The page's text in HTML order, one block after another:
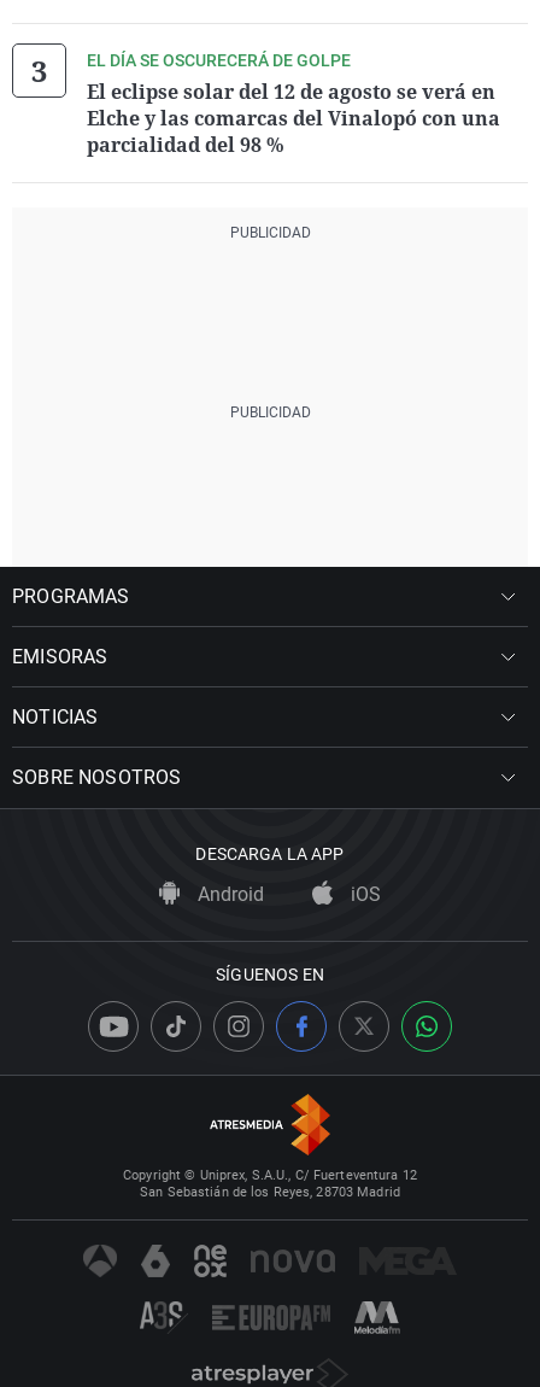
EL DÍA SE OSCURECERÁ DE GOLPE
El eclipse solar del 12 de agosto se verá en
Elche y las comarcas del Vinalopó con una
parcialidad del 98 %
PROGRAMAS
EMISORAS
NOTICIAS
SOBRE NOSOTROS
DESCARGA LA APP
Android iOS
SÍGUENOS EN
Copyright © Uniprex, S.A.U., C/ Fuerteventura 12
San Sebastián de los Reyes, 28703 Madrid